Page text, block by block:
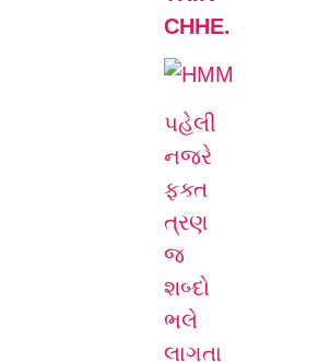
CHHE.
પહેલી
નજરે
ફક્ત
ત્રણ
જ
શબ્દો
ભલે
લાગતા